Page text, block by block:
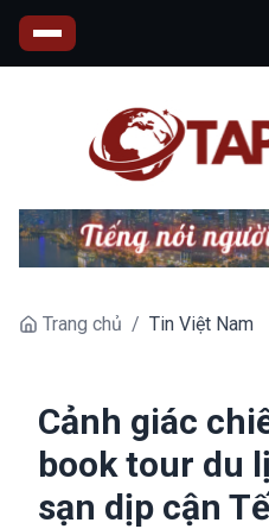
Trang chủ / Tin Việt Nam
Cảnh giác
book tour du
sạn dịp cận